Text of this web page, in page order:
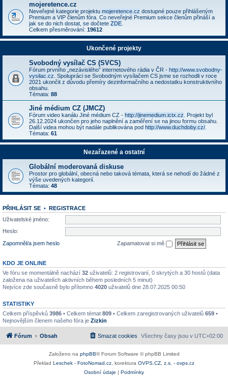
mojeretence.cz
Neveřejné kategorie projektu mojeretence.cz dostupné pouze přihlášeným
Premium a VIP členům fóra. Co neveřejné Premium sekce členům přináší a
jak se do nich dostat, se dočtete ZDE
Celkem přesměrování: 19612
Ukončené projekty
Svobodný vysílač CS (SVCS)
Fórum prvního „nezávislého” internetového rádia v ČR - http://www.svobodny-
vysilac.cz . Spolupráci se Svobodným vysílačem CS jsme se rozhodli v roce
2021 ukončit z důvodu přemíry dezinformačního a nedostatku konstruktivního
obsahu.
Témata: 88
Jiné médium CZ (JMCZ)
Fórum video kanálu Jiné médium CZ - http://jinemedium.ictx.cz . Projekt byl
26.12.2024 ukončen pro jeho naplnění a zaměření se na jinou formu obsahu.
Další videa mohou být nadále publikována pod http://www.duchdoby.cz/
Témata: 61
Nezařazené a ostatní
Globální moderovaná diskuse
Prostor pro globální, obecná nebo taková témata, která se nehodí do žádné z
výše uvedených kategorií.
Témata: 48
PŘIHLÁSIT SE • REGISTRACE
Uživatelské jméno:
Heslo:
Zapomněl/a jsem heslo
Zapamatovat si mě
KDO JE ONLINE
Ve fóru se momentálně nachází 32 uživatelů: 2 registrovaní, 0 skrytých a 30 hostů (data
založena na uživatelích aktivních během posledních 5 minut)
Nejvíce zde současně bylo přítomno 4020 uživatelů dne 28.07.2025 00:50
STATISTIKY
Celkem příspěvků 3986 • Celkem témat 809 • Celkem zaregistrovaných uživatelů 659 •
Nejnovějším členem našeho fóra je Zizkin
Fórum Obsah Všechny časy jsou v UTC+02:00
Smazat cookies
Založeno na phpBB® Forum Software © phpBB Limited
Překlad Leschek - FotoNomad.cz , korektura OVPS.CZ, z.s. - ovps.cz
Osobní údaje | Podmínky